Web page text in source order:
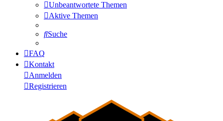
Unbeantwortete Themen
Aktive Themen
Suche
FAQ
Kontakt
Anmelden
Registrieren